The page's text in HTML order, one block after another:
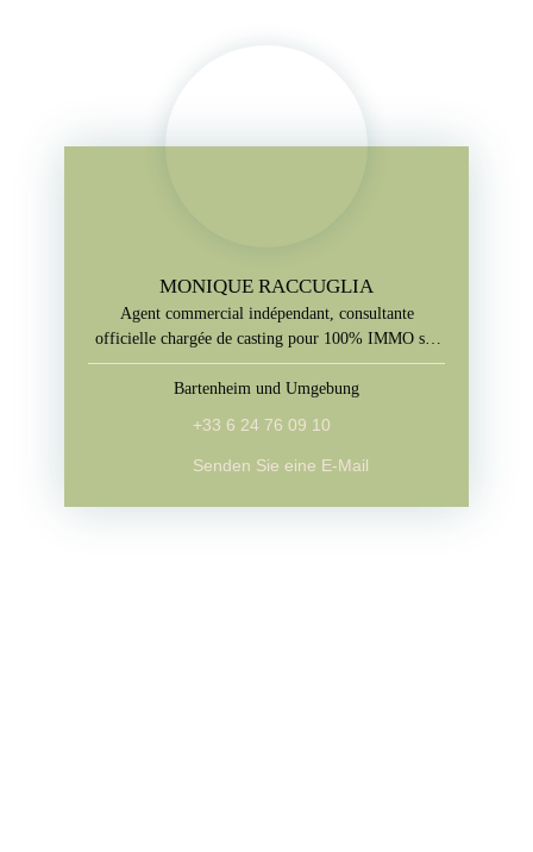
MONIQUE RACCUGLIA
Agent commercial indépendant, consultante
officielle chargée de casting pour 100% IMMO sur
M6
Bartenheim und Umgebung
+33 6 24 76 09 10
Senden Sie eine E-Mail